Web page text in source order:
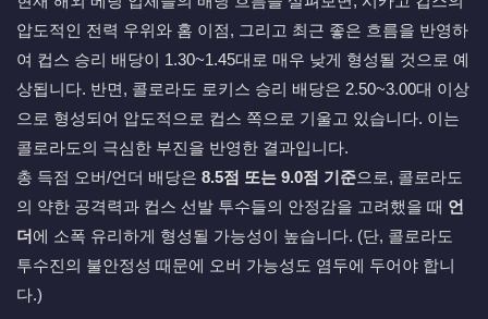
압도적인 전력 우위와 홈 이점, 그리고 최근 좋은 흐름을 반영하
여 컵스 승리 배당이 1.30~1.45대로 매우 낮게 형성될 것으로 예
상됩니다. 반면, 콜로라도 로키스 승리 배당은 2.50~3.00대 이상
으로 형성되어 압도적으로 컵스 쪽으로 기울고 있습니다. 이는
콜로라도의 극심한 부진을 반영한 결과입니다.
총 득점 오버/언더 배당은 8.5점 또는 9.0점 기준으로, 콜로라도
의 약한 공격력과 컵스 선발 투수들의 안정감을 고려했을 때 언
더에 소폭 유리하게 형성될 가능성이 높습니다. (단, 콜로라도
투수진의 불안정성 때문에 오버 가능성도 염두에 두어야 합니
다.)